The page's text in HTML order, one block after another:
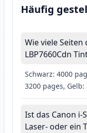
Häufig
Wie viele Seiten
LBP7660Cdn
Schwarz: 4000
3200 pages, Gelb:
Ist das Canon i-
Laser- oder ein